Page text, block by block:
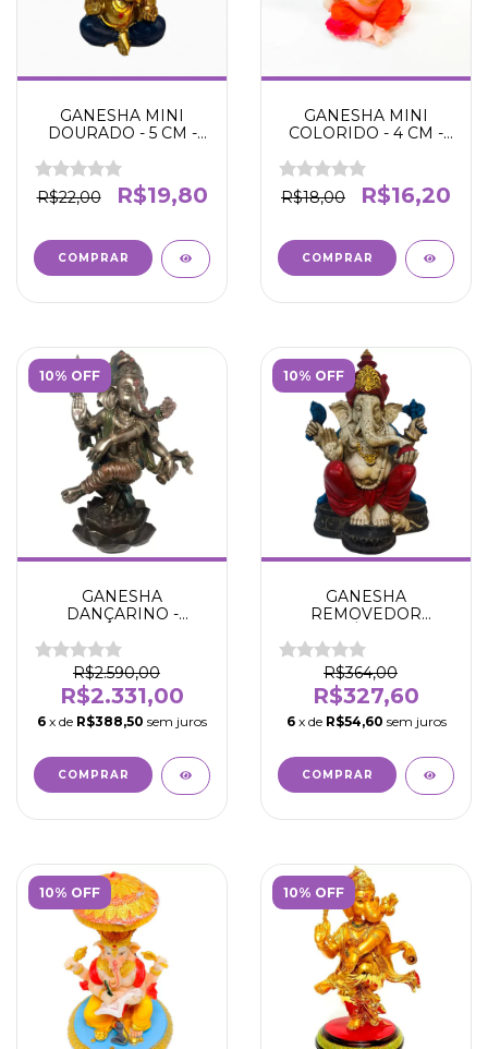
GANESHA MINI
DOURADO - 5 CM -
PROTEÇÃO - DEUS
DO INTELECTO -
RIQUEZA -
R$22,00 R$19,80
GANESHA MINI
COLORIDO - 4 CM -
Fortuna - Abre
caminhos - Remove
obstáculos -
R$18,00 R$16,20
10% OFF
GANESHA
DANÇARINO -
VERONESE - 43 CM -
Suesso - Fortuna -
Proteção - Intelecto -
Remove obstáculos
R$2.590,00
R$2.331,00
6 x de R$388,50 sem juros
10% OFF
GANESHA
REMOVEDOR
COLOR 25 CM -DEUS
DA FORTUNA -
RIQUEZA-
PROTEÇÃO -
SABEDORIA
R$364,00
R$327,60
6 x de R$54,60 sem juros
10% OFF 10% OFF